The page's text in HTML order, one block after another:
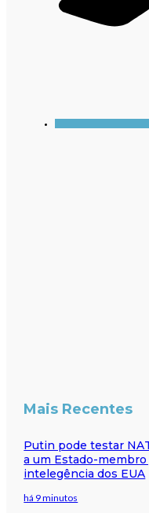
Mais Recentes
Putin pode testar
a um Estado-
intelegência dos EUA
há 9 minutos